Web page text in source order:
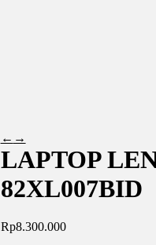
← →
LAPTOP
82XL007BID
Rp8.300.000